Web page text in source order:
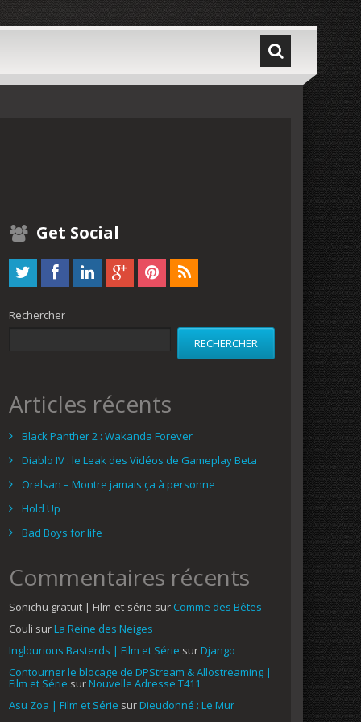
Get Social
Rechercher
RECHERCHER
Articles récents
Black Panther 2 : Wakanda Forever
Diablo IV : le Leak des Vidéos de Gameplay Beta
Orelsan – Montre jamais ça à personne
Hold Up
Bad Boys for life
Commentaires récents
Sonichu gratuit | Film-et-série sur Comme des Bêtes
Couli surLa Reine des Neiges
Inglourious Basterds | Film et Série surDjango
Contourner le blocage de DPStream & Allostreaming |
Film et Série surNouvelle Adresse T411
Asu Zoa | Film et Série surDieudonné : Le Mur